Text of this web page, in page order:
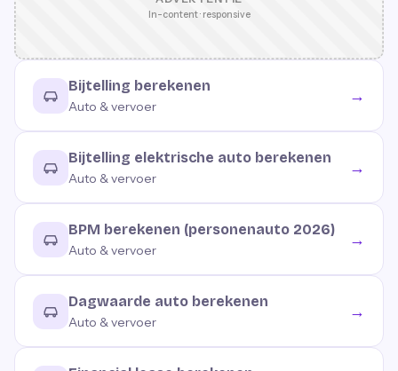
In-content · responsive
Bijtelling berekenen
Auto & vervoer
→
Bijtelling elektrische auto berekenen
Auto & vervoer
→
BPM berekenen (personenauto 2026)
Auto & vervoer
→
Dagwaarde auto berekenen
Auto & vervoer
→